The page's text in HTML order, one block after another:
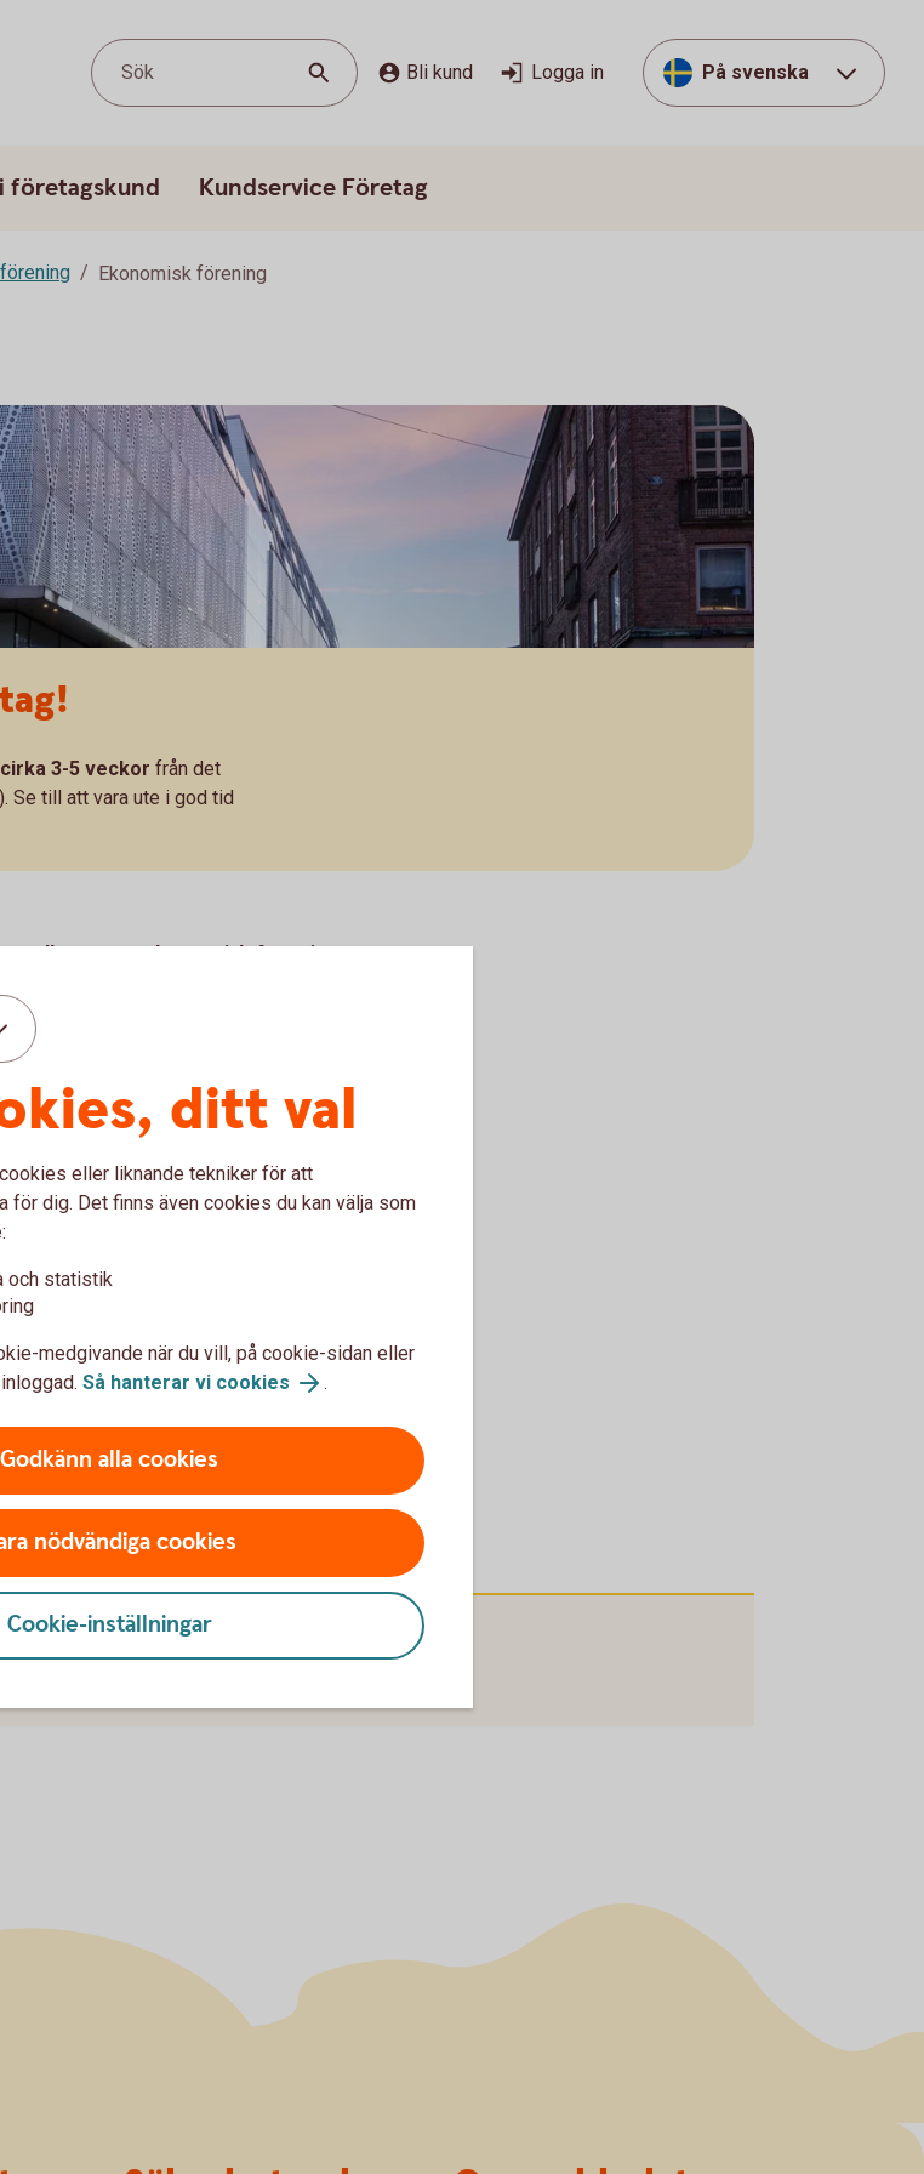
Sök Bli kund Logga in På svenska
företagskund Kundservice Företag
Ekonomisk förening
cirka 3-5 veckor från det
Se till att vara ute i god tid
eller annan ekonomisk förening.
behov och
lösningar. Vi vill
för Funktioner, prestanda och statistik.
ditt val
eller liknande tekniker för att
för dig. Det finns även cookies du kan välja som
och statistik
medgivande när du vill, på cookie-sidan eller
Så hanterar vi cookies .
Godkänn alla cookies
nödvändiga cookies
Cookie-inställningar